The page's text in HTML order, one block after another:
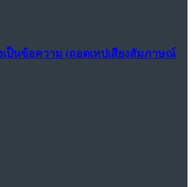
เป็นข้อความ (ถอดเทปเสียงสัมภาษณ์